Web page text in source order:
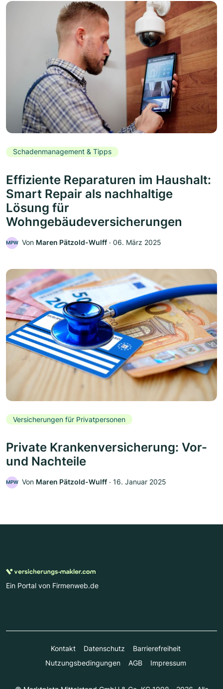
Schadenmanagement & Tipps
Effiziente Reparaturen im Haushalt:
Smart Repair als nachhaltige
Lösung für
Wohngebäudeversicherungen
MPW Von Maren Pätzold-Wulff ‧ 06. März 2025
Versicherungen für Privatpersonen
Private Krankenversicherung: Vor-
und Nachteile
MPW Von Maren Pätzold-Wulff ‧ 16. Januar 2025
Ein Portal von Firmenweb.de
Kontakt Datenschutz
Barrierefreiheit
Nutzungsbedingungen
AGB Impressum